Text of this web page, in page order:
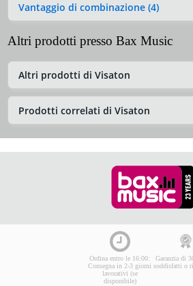
Vantaggio di combinazione (4)
Altri prodotti presso Bax Music
Altri prodotti di Visaton
Prodotti correlati di Visaton
Ordina entro le 16:00:
Consegna in 2-3 giorni
lavorativi (se
disponibile)
Garanzia di
soddisfatti o